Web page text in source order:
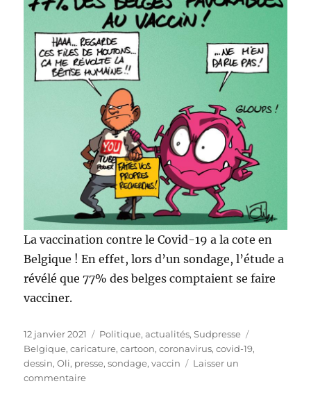
La vaccination contre le Covid-19 a la cote en
Belgique ! En effet, lors d’un sondage, l’étude a
révélé que 77% des belges comptaient se faire
vacciner.
Publié
le
12 janvier 2021 Catégories
Politique, actualités,Sudpresse
Belgique,caricature,cartoon,coronavirus,covid-19,
dessin,Oli, presse,sondage,vaccin
Laisser un
commentairesur